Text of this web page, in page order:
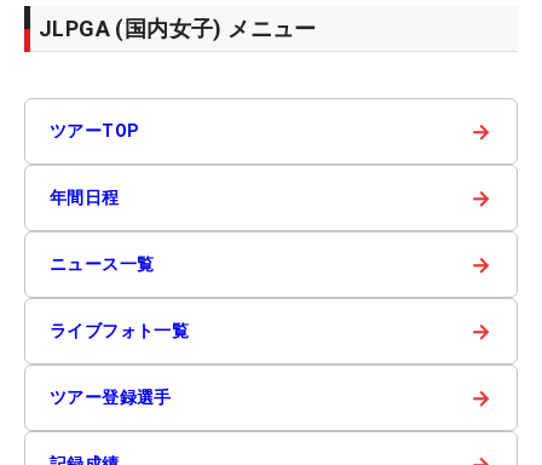
JLPGA (国内女子) メニュー
ツアーTOP →
年間日程 →
ニュース一覧 →
ライブフォト一覧 →
ツアー登録選手 →